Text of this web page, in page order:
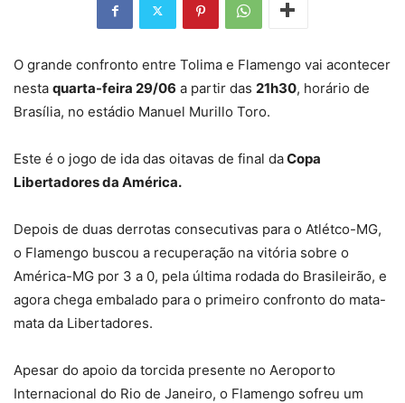
O grande confronto entre Tolima e Flamengo vai acontecer
nesta quarta-feira 29/06 a partir das 21h30, horário de
Brasília, no estádio Manuel Murillo Toro.
Este é o jogo de ida das oitavas de final daCopa
Libertadores da América.
Depois de duas derrotas consecutivas para o Atlétco-MG,
o Flamengo buscou a recuperação na vitória sobre o
América-MG por 3 a 0, pela última rodada do Brasileirão, e
agora chega embalado para o primeiro confronto do mata-
mata da Libertadores.
Apesar do apoio da torcida presente no Aeroporto
Internacional do Rio de Janeiro, o Flamengo sofreu um